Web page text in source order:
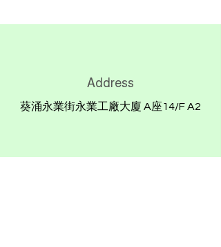
Address
葵涌永業街永業工廠大廈 A座14/F A2